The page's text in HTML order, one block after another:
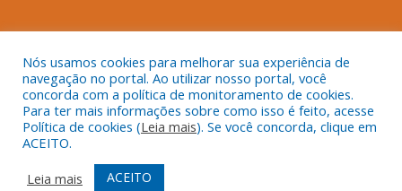
Mapa do Site
Acessar Área Administrativa
Acessar o Webmail
Nós usamos cookies para melhorar sua experiência de
navegação no portal. Ao utilizar nosso portal, você
concorda com a política de monitoramento de cookies.
Para ter mais informações sobre como isso é feito, acesse
Política de cookies (Leia mais). Se você concorda, clique em
ACEITO.
Leia mais
ACEITO